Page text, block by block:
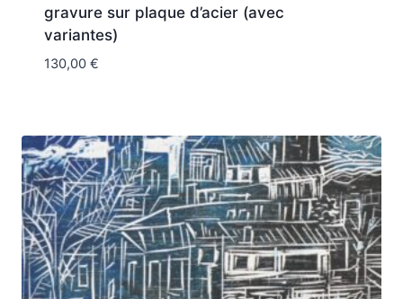
gravure sur plaque d’acier (avec
variantes)
130,00 €